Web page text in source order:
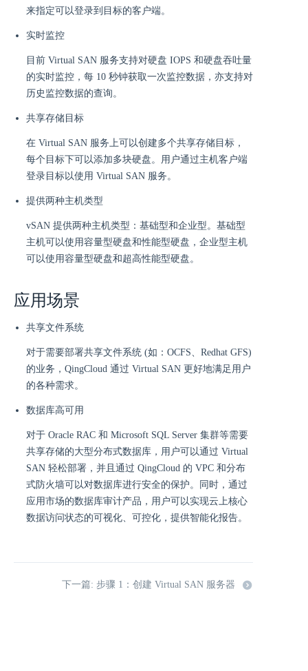
来指定可以登录到目标的客户端。
实时监控
目前 Virtual SAN 服务支持对硬盘 IOPS 和硬盘吞吐量
的实时监控，每 10 秒钟获取一次监控数据，亦支持对
历史监控数据的查询。
共享存储目标
在 Virtual SAN 服务上可以创建多个共享存储目标，
每个目标下可以添加多块硬盘。用户通过主机客户端
登录目标以使用 Virtual SAN 服务。
提供两种主机类型
vSAN 提供两种主机类型：基础型和企业型。基础型
主机可以使用容量型硬盘和性能型硬盘，企业型主机
可以使用容量型硬盘和超高性能型硬盘。
应用场景
共享文件系统
对于需要部署共享文件系统 (如：OCFS、Redhat GFS)
的业务，QingCloud 通过 Virtual SAN 更好地满足用户
的各种需求。
数据库高可用
对于 Oracle RAC 和 Microsoft SQL Server 集群等需要
共享存储的大型分布式数据库，用户可以通过 Virtual
SAN 轻松部署，并且通过 QingCloud 的 VPC 和分布
式防火墙可以对数据库进行安全的保护。同时，通过
应用市场的数据库审计产品，用户可以实现云上核心
数据访问状态的可视化、可控化，提供智能化报告。
下一篇: 步骤 1：创建 Virtual SAN 服务器